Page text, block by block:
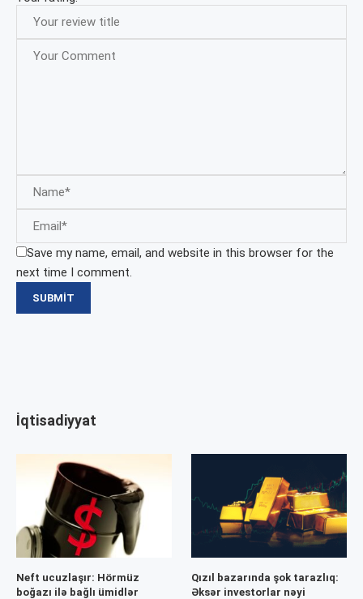
Save my name, email, and website in this browser for the
next time I comment.
İqtisadiyyat
Neft ucuzlaşır: Hörmüz
boğazı ilə bağlı ümidlər
Qızıl bazarında şok tarazlıq:
Əksər investorlar nəyi